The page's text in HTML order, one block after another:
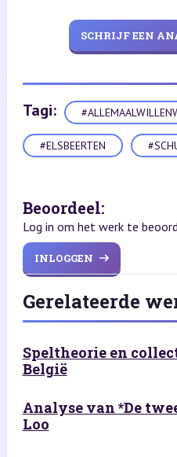
SCHRIJF EEN
Tagi:
#ELSBEERTEN
Beoordeel:
Log in om het werk te
INLOGGEN
Gerelateerde
Speltheorie en
België
Analyse van *De
Loo